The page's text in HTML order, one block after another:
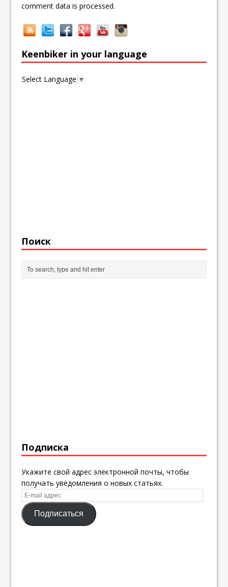
comment data is processed.
Keenbiker in your language
Select Language ▼
Поиск
Подписка
Укажите свой адрес электронной почты, чтобы
получать уведомления о новых статьях.
E-
mail
адресПодписаться